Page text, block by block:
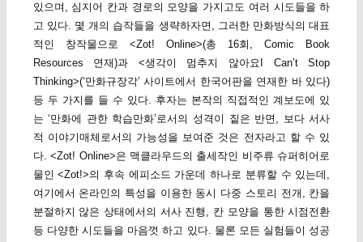
있으며, 심지어 칸과 경로의 모양을 가지고도 여러 시도들을 하
고 있다. 몇 개의 습작들을 생략하자면, 그러한 만화방식의 대표
적인 창작물으로 <Zot! Online>(총 16회, Comic Book
Resources 연재)과 <생각이 멈추지 않아요I Can’t Stop
Thinking>(‘만화규장각’ 사이트에서 한국어판을 연재한 바 있다)
등 두 가지를 들 수 있다. 후자는 본작의 직접적인 계보도에 있
는 ‘만화에 관한 학습만화’로서의 성격이 짙은 반면, 보다 서사
적 이야기매체로서의 가능성을 보여준 것은 전자라고 할 수 있
다. <Zot! Online>은 맥클라우드의 출세작인 비주류 슈퍼히어로
물인 <Zot!>의 후속 에피소드 가운데 하나로 분류할 수 있는데,
여기에서 온라인의 특성을 이용한 동시 다중 스토리 전개, 칸을
분절하지 않은 상태에서의 서사 진행, 칸 모양을 통한 시점전환
등 다양한 시도들을 마음껏 하고 있다. 물론 모든 실험들이 성공